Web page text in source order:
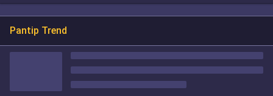
Pantip Trend